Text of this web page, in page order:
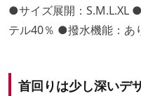
●サイズ展開：S.M.L.XL
テル40％ ●撥水機能：あ
首回りは少し深いデ